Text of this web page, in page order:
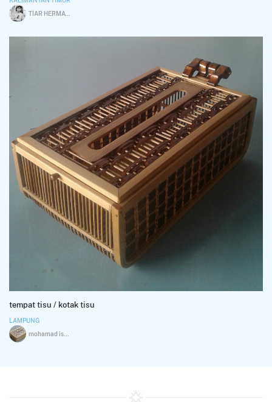
TIAR HERMAWAN
tempat tisu / kotak tisu
LAMPUNG